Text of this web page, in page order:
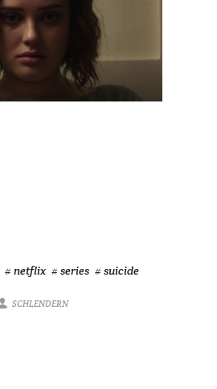
# netflix # series # suicide
SCHLENDERN